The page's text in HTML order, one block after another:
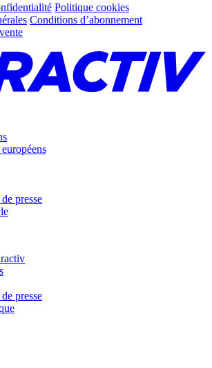
Politique cookies
Conditions d’abonnement
presse
presse